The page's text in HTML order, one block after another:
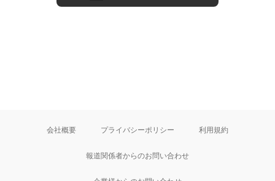
会社概要 プライバシーポリシー 利用規約
報道関係者からのお問い合わせ